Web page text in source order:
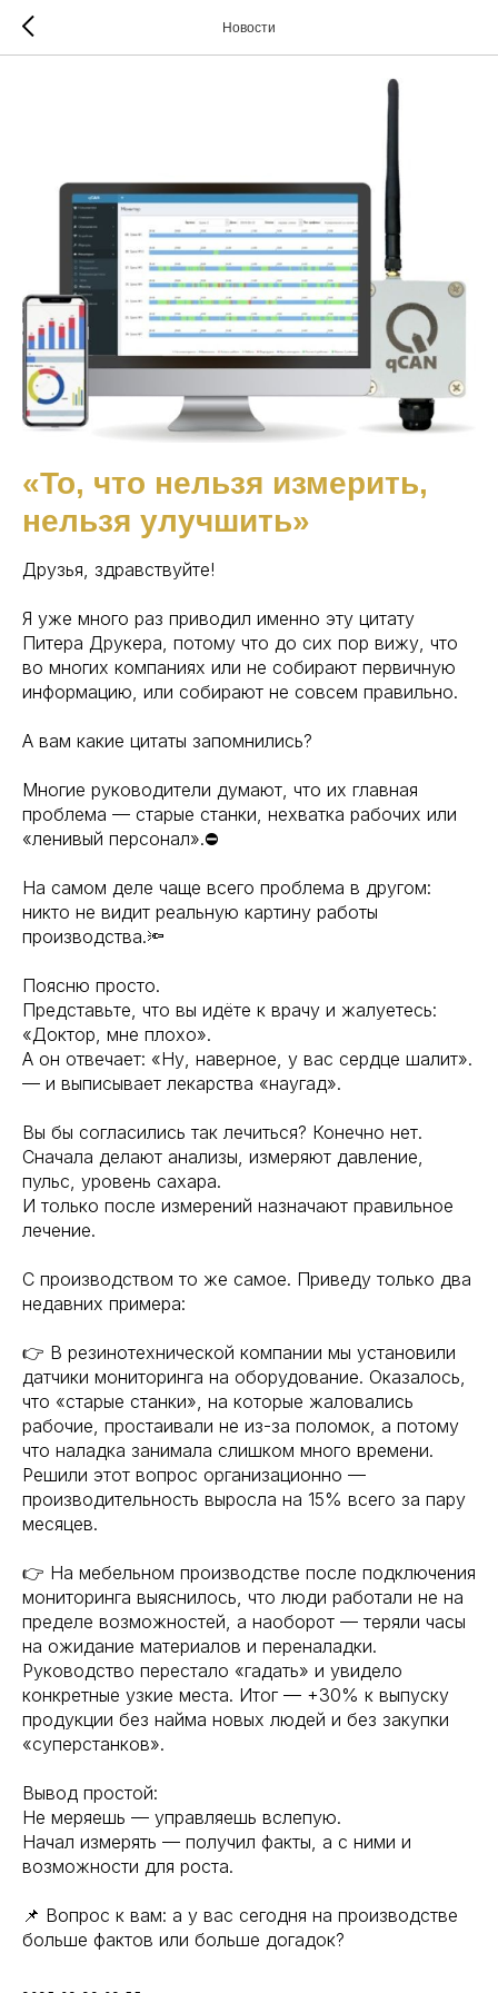
Новости
«То, что нельзя измерить,
нельзя улучшить»
Друзья, здравствуйте!
Я уже много раз приводил именно эту цитату
Питера Друкера, потому что до сих пор вижу, что
во многих компаниях или не собирают первичную
информацию, или собирают не совсем правильно.
А вам какие цитаты запомнились?
Многие руководители думают, что их главная
проблема — старые станки, нехватка рабочих или
«ленивый персонал».⛔
На самом деле чаще всего проблема в другом:
никто не видит реальную картину работы
производства.🔦
Поясню просто.
Представьте, что вы идёте к врачу и жалуетесь:
«Доктор, мне плохо».
А он отвечает: «Ну, наверное, у вас сердце шалит».
— и выписывает лекарства «наугад».
Вы бы согласились так лечиться? Конечно нет.
Сначала делают анализы, измеряют давление,
пульс, уровень сахара.
И только после измерений назначают правильное
лечение.
С производством то же самое. Приведу только два
недавних примера:
👉 В резинотехнической компании мы установили
датчики мониторинга на оборудование. Оказалось,
что «старые станки», на которые жаловались
рабочие, простаивали не из-за поломок, а потому
что наладка занимала слишком много времени.
Решили этот вопрос организационно —
производительность выросла на 15% всего за пару
месяцев.
👉 На мебельном производстве после подключения
мониторинга выяснилось, что люди работали не на
пределе возможностей, а наоборот — теряли часы
на ожидание материалов и переналадки.
Руководство перестало «гадать» и увидело
конкретные узкие места. Итог — +30% к выпуску
продукции без найма новых людей и без закупки
«суперстанков».
Вывод простой:
Не меряешь — управляешь вслепую.
Начал измерять — получил факты, а с ними и
возможности для роста.
📌 Вопрос к вам: а у вас сегодня на производстве
больше фактов или больше догадок?